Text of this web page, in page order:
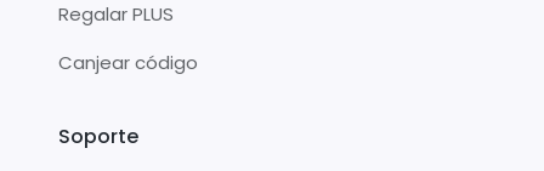
Regalar PLUS
Canjear código
Soporte